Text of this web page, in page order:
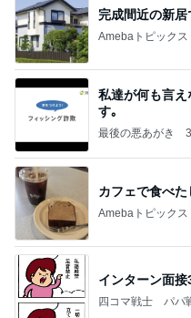
完成間近の新
Amebaトピックス
私達が何も言
す｡
最後の悪あがき
カフェで食べ
Amebaトピックス
インターン面接
四コマ戦士 パパ